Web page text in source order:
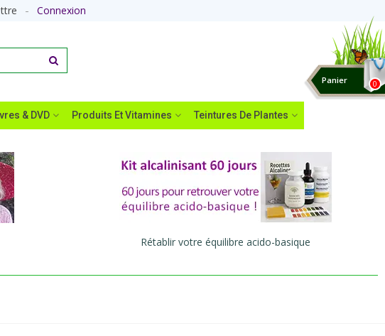
Connexion
0
Panier
& DVD Produits Et Vitamines Teintures De Plantes
Rétablir votre équilibre acido-basique